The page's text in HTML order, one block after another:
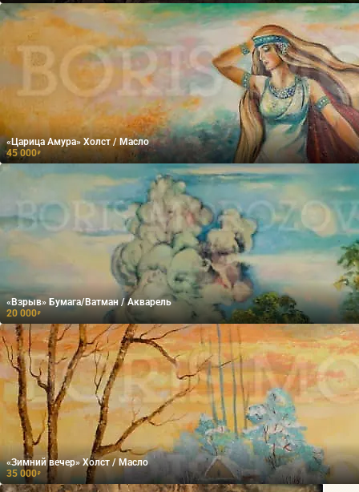
«Царица Амура» Холст / Масло
45 000₽
«Взрыв» Бумага/Ватман / Акварель
20 000₽
«Зимний вечер» Холст / Масло
35 000₽